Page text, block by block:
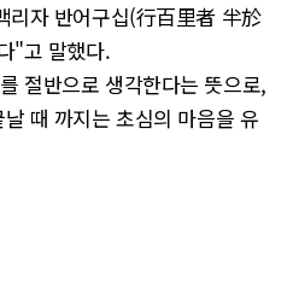
리자 반어구십(行百里者 半於
"고 말했다.
절반으로 생각한다는 뜻으로,
때 까지는 초심의 마음을 유